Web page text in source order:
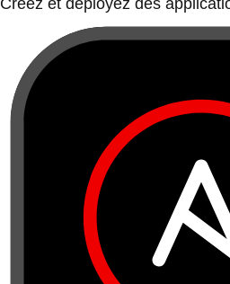
Créez et déployez des